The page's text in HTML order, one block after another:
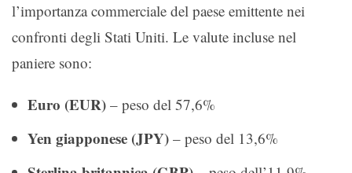
l’importanza commerciale del paese emittente nei
confronti degli Stati Uniti. Le valute incluse nel
paniere sono:
Euro (EUR) – peso del 57,6%
Yen giapponese (JPY) – peso del 13,6%